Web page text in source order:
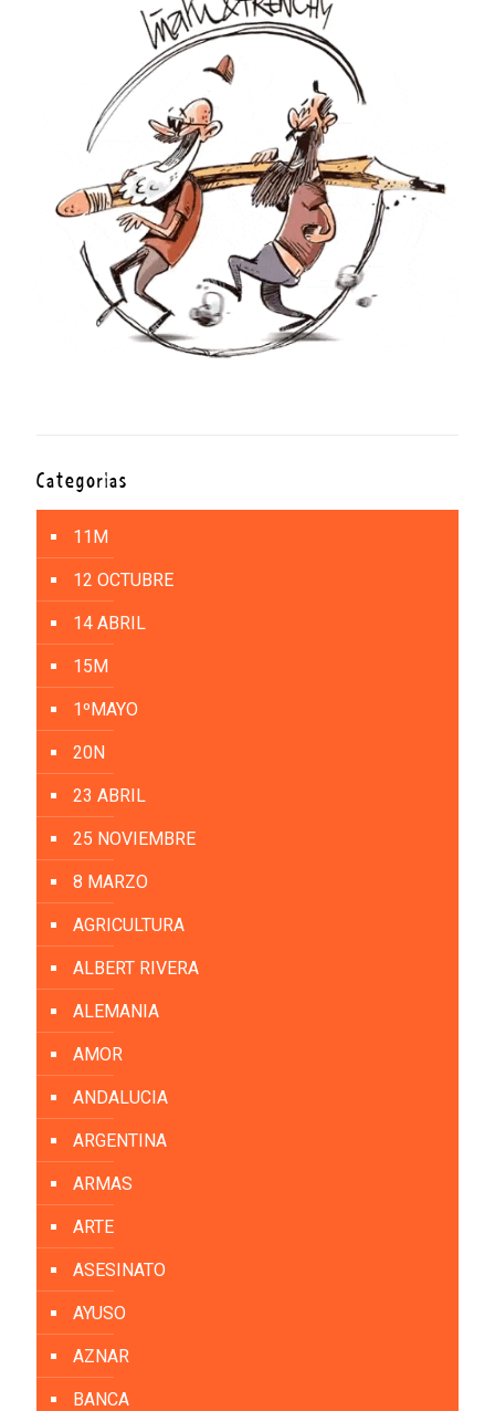
Categorías
11M
12 OCTUBRE
14 ABRIL
15M
1ºMAYO
20N
23 ABRIL
25 NOVIEMBRE
8 MARZO
AGRICULTURA
ALBERT RIVERA
ALEMANIA
AMOR
ANDALUCIA
ARGENTINA
ARMAS
ARTE
ASESINATO
AYUSO
AZNAR
BANCA